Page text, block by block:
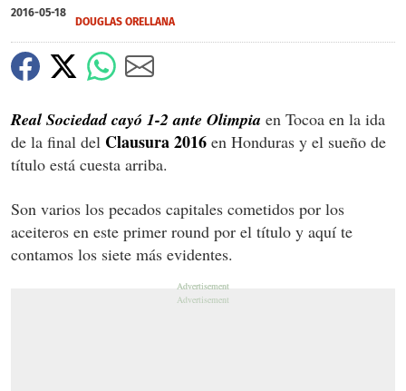
2016-05-18
DOUGLAS ORELLANA
Real Sociedad cayó 1-2 ante Olimpia en Tocoa en la ida
de la final del Clausura 2016 en Honduras y el sueño de
título está cuesta arriba.
Son varios los pecados capitales cometidos por los
aceiteros en este primer round por el título y aquí te
contamos los siete más evidentes.